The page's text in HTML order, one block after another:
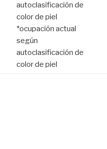
autoclasificación de
color de piel
*ocupación actual
según
autoclasificación de
color de piel